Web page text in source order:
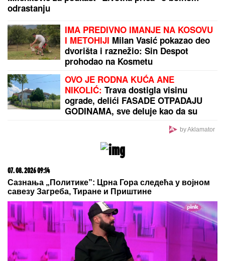
KIFLICE SA ŠUNKOM I FETOM:Mekane, mirisne i
neodoljive
Potvrđeno: Zmaj od Šipova ulazi u
MARINA VISKOVIĆ U NIKAD
kaubojkama i sa bezobraznim
prorezom na suknji pokazala
izvajane noge, a onda je sevnulo i
više nego što je planirala (Foto)